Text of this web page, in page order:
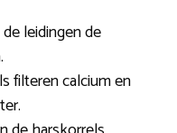
leidingen de
filteren calcium en